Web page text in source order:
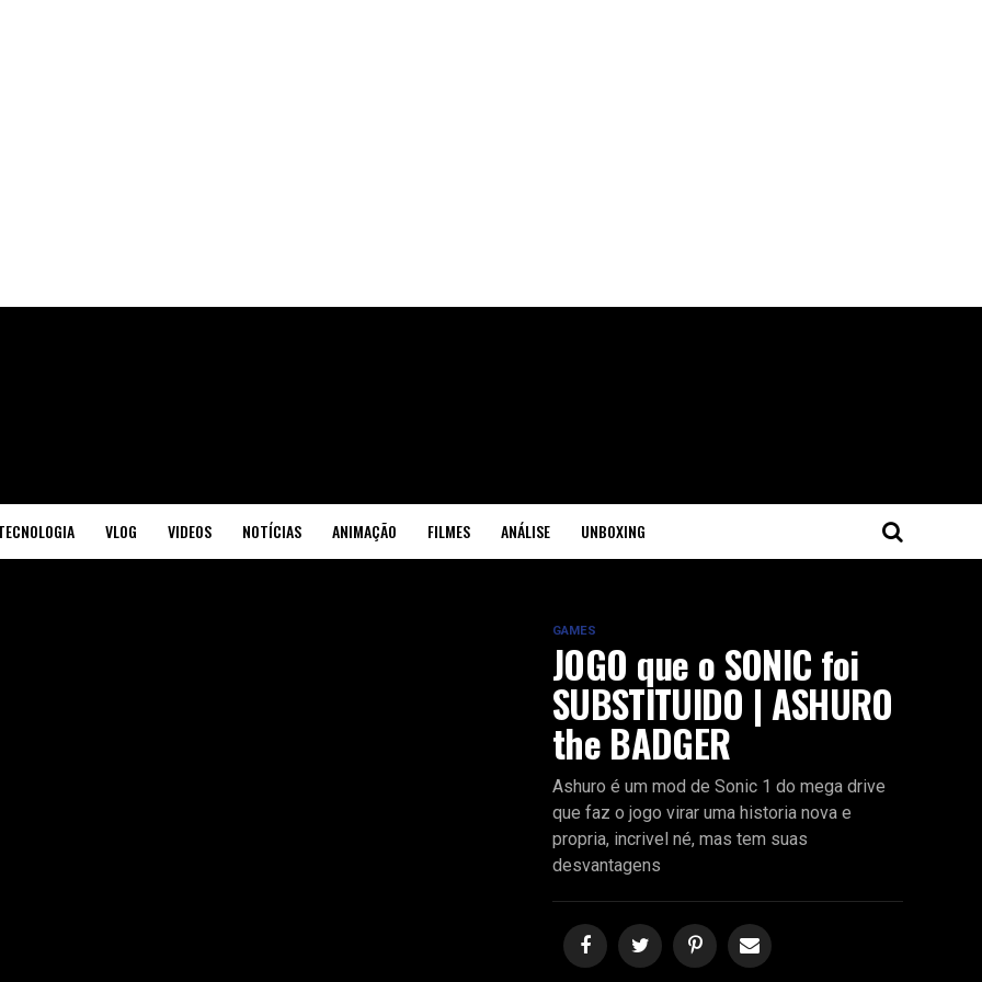
VLOG VIDEOS NOTÍCIAS ANIMAÇÃO FILMES ANÁLISE UNBOXING
GAMES
JOGO que o SONIC foi
SUBSTITUIDO | ASHURO
the BADGER
Ashuro é um mod de Sonic 1 do mega drive
que faz o jogo virar uma historia nova e
propria, incrivel né, mas tem suas
desvantagens